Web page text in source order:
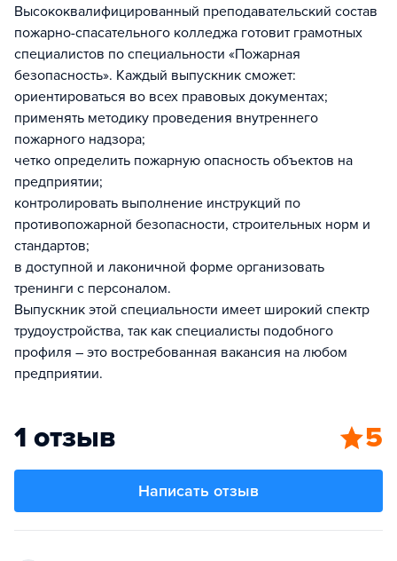
Высококвалифицированный преподавательский состав
пожарно-спасательного колледжа готовит грамотных
специалистов по специальности «Пожарная
безопасность». Каждый выпускник сможет:
ориентироваться во всех правовых документах;
применять методику проведения внутреннего
пожарного надзора;
четко определить пожарную опасность объектов на
предприятии;
контролировать выполнение инструкций по
противопожарной безопасности, строительных норм и
стандартов;
в доступной и лаконичной форме организовать
тренинги с персоналом.
Выпускник этой специальности имеет широкий спектр
трудоустройства, так как специалисты подобного
профиля – это востребованная вакансия на любом
предприятии.
1 отзыв 5
Написать отзыв